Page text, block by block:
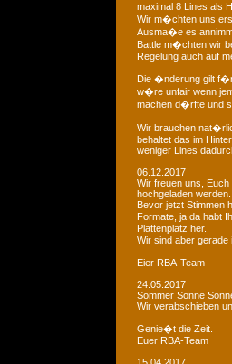
maximal 8 Lines als
Wir m�chten uns
Ausma�e es
Battle m�chten wir
Regelung auch auf
Die �nderung gilt f�r
w�re unfair wenn
machen d�rfte und
Wir brauchen
behaltet das im
weniger Lines
06.12.2017
Wir freuen uns,
hochgeladen werden.
Bevor jetzt Stimmen
Formate, ja da habt
Plattenplatz her.
Wir sind aber
Eier RBA-Team
24.05.2017
Sommer Sonne
Wir verabschieben
Genie�t die Zeit.
Euer RBA-Team